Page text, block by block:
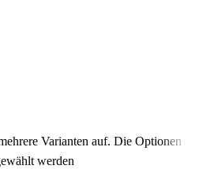
Varianten auf. Die Optionen
werden